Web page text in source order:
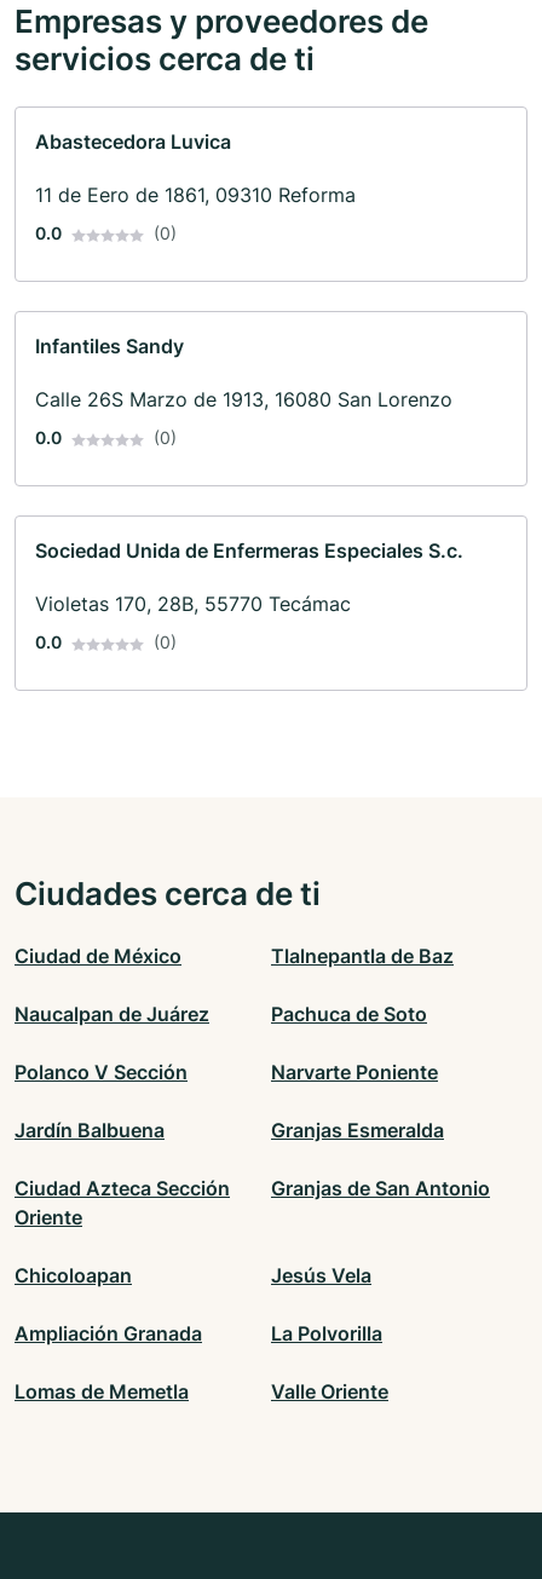
Empresas y proveedores de
servicios cerca de ti
Abastecedora Luvica
11 de Eero de 1861, 09310 Reforma
0.0 (0)
Infantiles Sandy
Calle 26S Marzo de 1913, 16080 San Lorenzo
0.0 (0)
Sociedad Unida de Enfermeras Especiales S.c.
Violetas 170, 28B, 55770 Tecámac
0.0 (0)
Ciudades cerca de ti
Ciudad de México Tlalnepantla de Baz
Naucalpan de Juárez Pachuca de Soto
Polanco V Sección Narvarte Poniente
Jardín Balbuena Granjas Esmeralda
Ciudad Azteca Sección
Oriente
Granjas de San Antonio
Chicoloapan Jesús Vela
Ampliación Granada La Polvorilla
Lomas de Memetla Valle Oriente